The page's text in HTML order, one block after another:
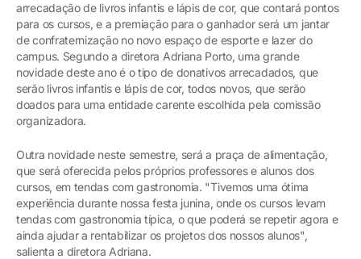
arrecadação de livros infantis e lápis de cor, que contará pontos
para os cursos, e a premiação para o ganhador será um jantar
de confraternização no novo espaço de esporte e lazer do
campus. Segundo a diretora Adriana Porto, uma grande
novidade deste ano é o tipo de donativos arrecadados, que
serão livros infantis e lápis de cor, todos novos, que serão
doados para uma entidade carente escolhida pela comissão
organizadora.
Outra novidade neste semestre, será a praça de alimentação,
que será oferecida pelos próprios professores e alunos dos
cursos, em tendas com gastronomia. "Tivemos uma ótima
experiência durante nossa festa junina, onde os cursos levam
tendas com gastronomia típica, o que poderá se repetir agora e
ainda ajudar a rentabilizar os projetos dos nossos alunos",
salienta a diretora Adriana.